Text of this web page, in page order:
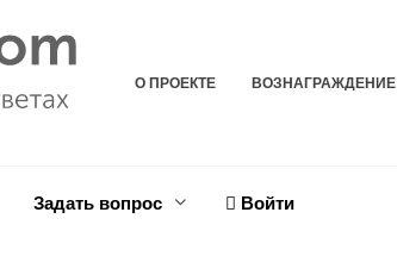
О ПРОЕКТЕ ВОЗНАГРАЖДЕНИЕ
Задать вопрос Войти